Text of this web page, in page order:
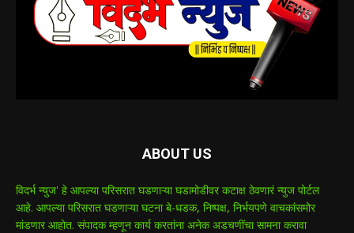
ABOUT US
विदर्भ न्युज' हे आपल्या परिसरात घडणाऱ्या घडामोडीवर कटाक्ष ठेवणारं न्युज पोर्टल
आहे. आपल्या परिसरात घडणाऱ्या घटना बे-धडक, निष्पक्ष, निर्भयपणे वाचकांसमोर
मांडणार आहोत. संपादक म्हणून कार्य करतांना अनेक अडचणींचा सामना करावा